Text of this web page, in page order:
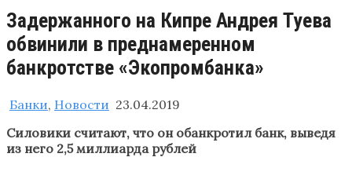
Задержанного на Кипре Андрея Туева
обвинили в преднамеренном
банкротстве «Экопромбанка»
Банки, Новости 23.04.2019
Силовики считают, что он обанкротил банк, выведя
из него 2,5 миллиарда рублей